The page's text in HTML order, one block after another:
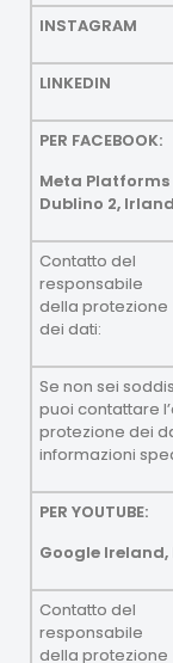
INSTAGRAM
LINKEDIN
PER FACEBOOK:
Meta
Dublino 2,
Contatto del
responsabile
della protezione
dei dati:
Se non sei
puoi contattare
protezione dei
informazioni
PER YOUTUBE:
Google Ireland,
Contatto del
responsabile
della protezione